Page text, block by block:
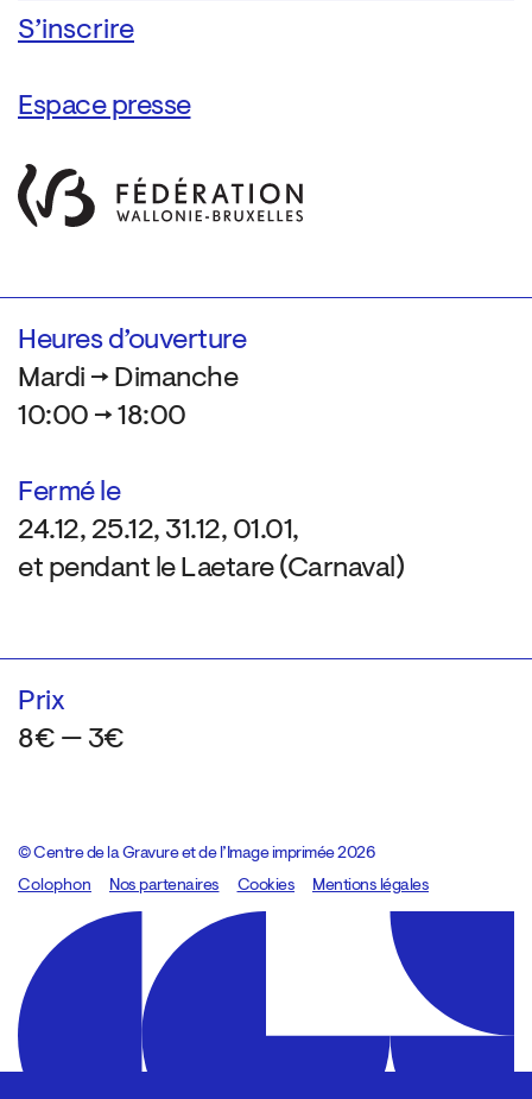
Espace presse
Heures d’ouverture
Mardi → Dimanche
10:00 → 18:00
Fermé le
24.12, 25.12, 31.12, 01.01,
et pendant le Laetare (Carnaval)
Prix
8€ — 3€
© Centre de la Gravure et de l’Image imprimée 2026
Colophon
Design:Marcel Kaczmarek, code:8080.studio
Nos partenaires Cookies Mentions légales